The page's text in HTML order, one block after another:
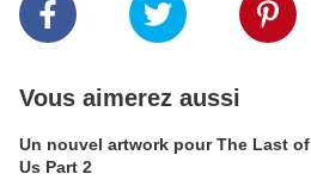
Vous aimerez aussi
Un nouvel artwork pour The Last of
Us Part 2